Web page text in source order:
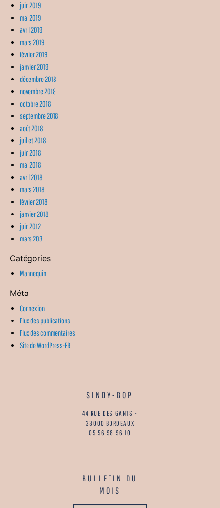
juin 2019
mai 2019
avril 2019
mars 2019
février 2019
janvier 2019
décembre 2018
novembre 2018
octobre 2018
septembre 2018
août 2018
juillet 2018
juin 2018
mai 2018
avril 2018
mars 2018
février 2018
janvier 2018
juin 2012
mars 203
Catégories
Mannequin
Méta
Connexion
Flux des publications
Flux des commentaires
Site de WordPress-FR
SINDY-BOP
44 RUE DES GANTS -
33000 BORDEAUX
05 56 98 96 10
BULLETIN DU
MOIS